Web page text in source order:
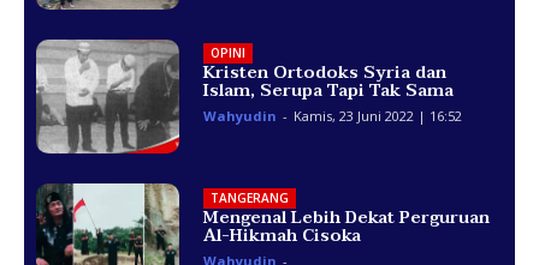
OPINI
Kristen Ortodoks Syria dan
Islam, Serupa Tapi Tak Sama
Wahyudin - Kamis, 23 Juni 2022 | 16:52
TANGERANG
Mengenal Lebih Dekat Perguruan
Al-Hikmah Cisoka
Wahyudin -